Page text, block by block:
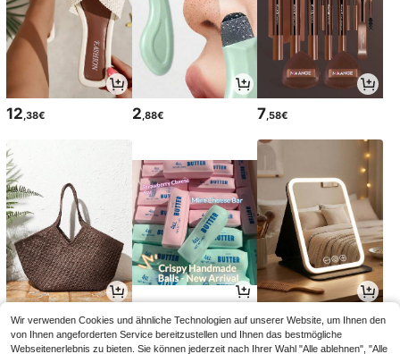
12 ,38€ 2 ,88€ 7 ,58€
16,98€ 11,18€ 3,98€
Wir verwenden Cookies und ähnliche Technologien auf unserer Website, um Ihnen den
von Ihnen angeforderten Service bereitzustellen und Ihnen das bestmögliche
Webseitenerlebnis zu bieten. Sie können jederzeit nach Ihrer Wahl "Alle ablehnen", "Alle